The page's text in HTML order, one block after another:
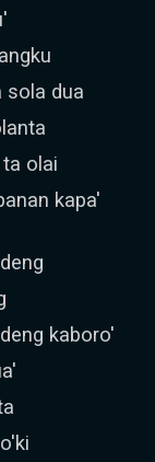
sola dua
olai
kapa'
kaboro'